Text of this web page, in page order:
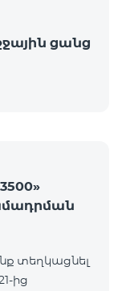
ցանց
տեղկացնել
ից